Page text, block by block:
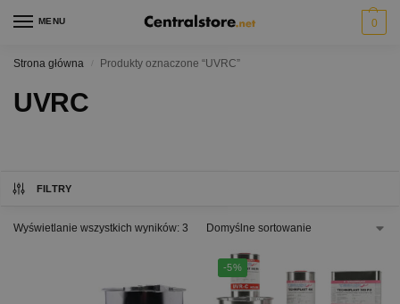
MENU 0
Strona główna / Produkty oznaczone “UVRC”
UVRC
FILTRY
Wyświetlanie wszystkich wyników: 3
-5%